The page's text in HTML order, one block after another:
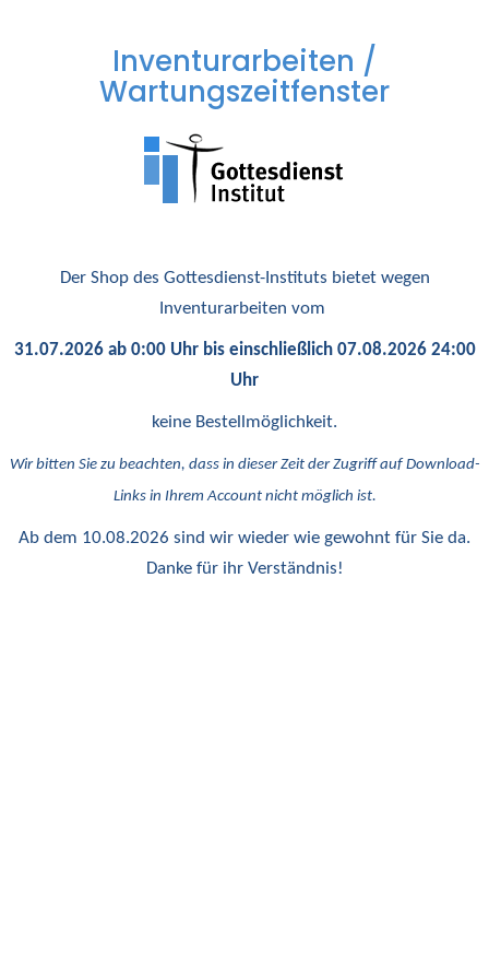
Inventurarbeiten /
Wartungszeitfenster
Der Shop des Gottesdienst-Instituts bietet wegen
Inventurarbeiten vom
31.07.2026 ab 0:00 Uhr bis einschließlich 07.08.2026 24:00
Uhr
keine Bestellmöglichkeit.
Wir bitten Sie zu beachten, dass in dieser Zeit der Zugriff auf Download-
Links in Ihrem Account nicht möglich ist.
Ab dem 10.08.2026 sind wir wieder wie gewohnt für Sie da.
Danke für ihr Verständnis!